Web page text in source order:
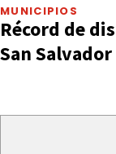
MUNICIPIOS
Récord de
San Salvador